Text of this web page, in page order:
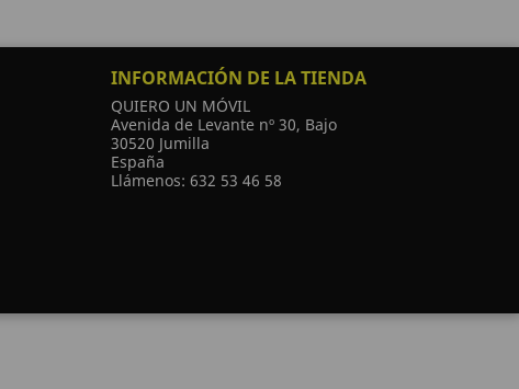
INFORMACIÓN DE LA TIENDA
QUIERO UN MÓVIL
Avenida de Levante nº 30, Bajo
30520 Jumilla
España
Llámenos: 632 53 46 58